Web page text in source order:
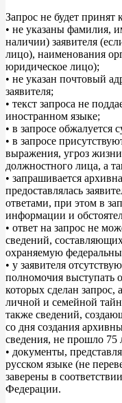
Запрос не будет принят
• не указаны фамилия,
наличии) заявителя
лицо), наименования
юридическое лицо);
• не указан почтовый
заявителя;
• текст запроса не
иностранном языке;
• в запросе обжалуется
• в запросе
выражения, угроз
должностного лица, а
• запрашивается
предоставлялась
ответами, при этом в
информации и
• ответ на запрос не
сведений,
охраняемую
• у заявителя
полномочия выступать
которых сделан
личной и семейной
также сведений,
со дня создания
сведения, не прошло 75
• документы,
русском языке (не
заверены в
Федерации.